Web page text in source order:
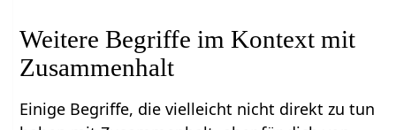
Weitere Begriffe im Kontext mit
Einige Begriffe, die vielleicht nicht direkt zu tun